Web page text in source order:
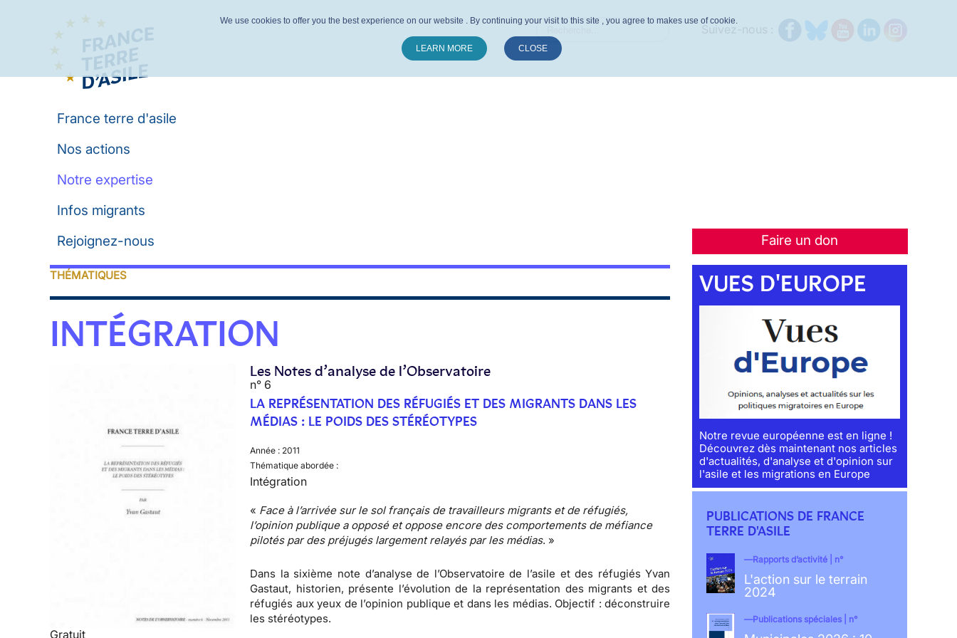
France terre d'asile
Nos actions
Notre expertise
Infos migrants
Faire un don
Rejoignez-nous
THÉMATIQUES
INTÉGRATION
Gratuit
Les Notes d’analyse de l’Observatoire
n° 6
LA REPRÉSENTATION DES RÉFUGIÉS ET DES MIGRANTS DANS LES
MÉDIAS : LE POIDS DES STÉRÉOTYPES
Année : 2011
Thématique abordée :
Intégration
« Face à l’arrivée sur le sol français de travailleurs migrants et de réfugiés,
l’opinion publique a opposé et oppose encore des comportements de méfiance
pilotés par des préjugéslargement relayés par les médias. »
Dans la sixième note d’analyse de l’Observatoire de l’asile et des réfugiés Yvan
Gastaut, historien, présente l’évolution de la représentation des migrants et des
réfugiés aux yeux de l’opinion publique et dans les médias. Objectif : déconstruire
les stéréotypes.
VUES D'EUROPE
Notre revue européenne est en ligne !
Découvrez dès maintenant nos articles
d'actualités, d'analyse et d'opinion sur
l'asile et les migrations en Europe
PUBLICATIONS DE FRANCE
TERRE D'ASILE
Rapports d’activité | n°
L'action sur le terrain
2024
Publications spéciales | n°
We use cookies to offer you the best experience on our website . By continuing your visit to this site , you agree to makes use of cookie.
LEARN MORE CLOSE